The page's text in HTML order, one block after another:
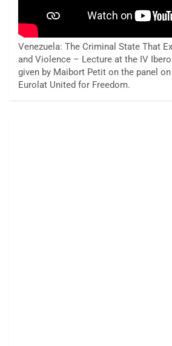
Venezuela: The Criminal State That
and Violence – Lecture at the IV
given by Maibort Petit on the panel
Eurolat United for Freedom.